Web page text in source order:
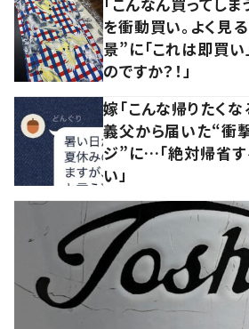
を衝動買い。よく見
景”に「これは即買い
のですか？！」
嫁「こんな帰りたくな
義父から届いた“衝
ジ”に…「絶対帰省す
い」